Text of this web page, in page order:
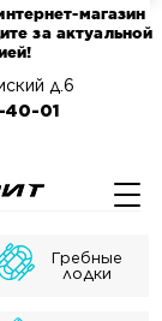
д.6
40-01
магазин
за актуальной
Гребные
лодки